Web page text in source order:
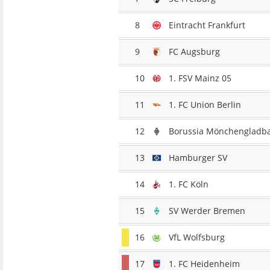
8 Eintracht Frankfurt
9 FC Augsburg
10 1. FSV Mainz 05
11 1. FC Union Berlin
12 Borussia
13 Hamburger SV
14 1. FC Köln
15 SV Werder Bremen
16 VfL Wolfsburg
17 1. FC Heidenheim